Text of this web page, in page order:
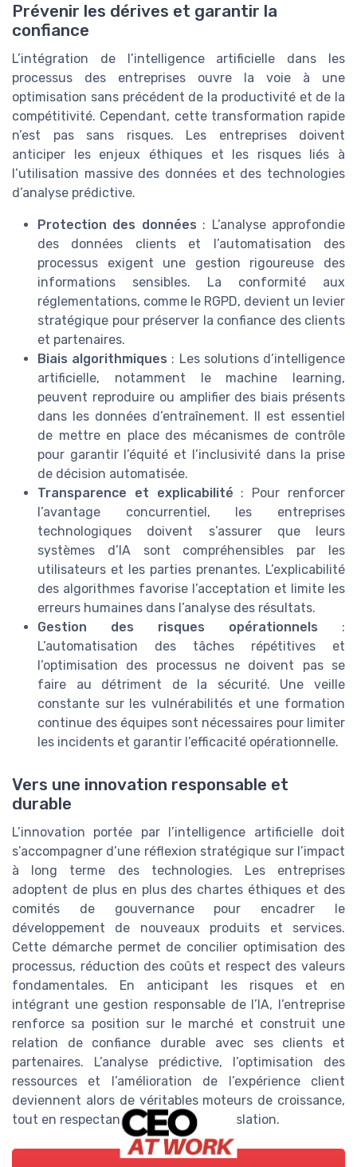
Prévenir les dérives et garantir la
confiance
L’intégration de l’intelligence artificielle dans les
processus des entreprises ouvre la voie à une
optimisation sans précédent de la productivité et de la
compétitivité. Cependant, cette transformation rapide
n’est pas sans risques. Les entreprises doivent
anticiper les enjeux éthiques et les risques liés à
l’utilisation massive des données et des technologies
d’analyse prédictive.
Protection des données : L’analyse approfondie
des données clients et l’automatisation des
processus exigent une gestion rigoureuse des
informations sensibles. La conformité aux
réglementations, comme le RGPD, devient un levier
stratégique pour préserver la confiance des clients
et partenaires.
Biais algorithmiques : Les solutions d’intelligence
artificielle, notamment le machine learning,
peuvent reproduire ou amplifier des biais présents
dans les données d’entraînement. Il est essentiel
de mettre en place des mécanismes de contrôle
pour garantir l’équité et l’inclusivité dans la prise
de décision automatisée.
Transparence et explicabilité : Pour renforcer
l’avantage concurrentiel, les entreprises
technologiques doivent s’assurer que leurs
systèmes d’IA sont compréhensibles par les
utilisateurs et les parties prenantes. L’explicabilité
des algorithmes favorise l’acceptation et limite les
erreurs humaines dans l’analyse des résultats.
Gestion des risques opérationnels :
L’automatisation des tâches répétitives et
l’optimisation des processus ne doivent pas se
faire au détriment de la sécurité. Une veille
constante sur les vulnérabilités et une formation
continue des équipes sont nécessaires pour limiter
les incidents et garantir l’efficacité opérationnelle.
Vers une innovation responsable et
durable
L’innovation portée par l’intelligence artificielle doit
s’accompagner d’une réflexion stratégique sur l’impact
à long terme des technologies. Les entreprises
adoptent de plus en plus des chartes éthiques et des
comités de gouvernance pour encadrer le
développement de nouveaux produits et services.
Cette démarche permet de concilier optimisation des
processus, réduction des coûts et respect des valeurs
fondamentales. En anticipant les risques et en
intégrant une gestion responsable de l’IA, l’entreprise
renforce sa position sur le marché et construit une
relation de confiance durable avec ses clients et
partenaires. L’analyse prédictive, l’optimisation des
ressources et l’amélioration de l’expérience client
deviennent alors de véritables moteurs de croissance,
tout en respectant l’éthique et la législation.